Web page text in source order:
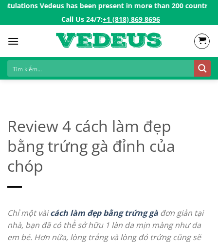
Skip
Vedeus has been present in more than 200 countries in
Call Us 24/7:ㅤ+1 (818) 869 8696
Review 4 cách làm đẹp
bằng trứng gà đỉnh của
chóp
Chỉ một vàicách làm đẹp bằng trứng gà đơn giản tại
nhà, bạn đã có thể sở hữu 1 làn da mịn màng như da
em bé. Hơn nữa, lòng trắng và lòng đỏ trứng cũng sẽ